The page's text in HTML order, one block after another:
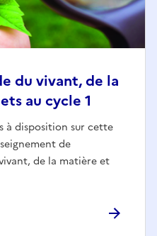
du vivant, de la
au cycle 1
à disposition sur cette
de
de la matière et